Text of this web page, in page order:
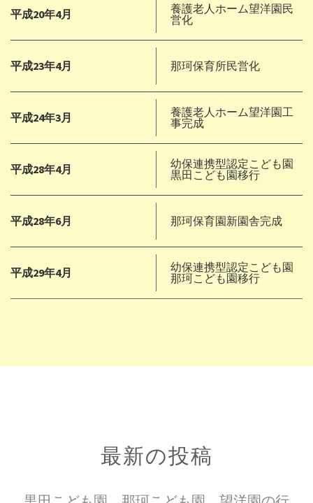
平成20年4月
養護老人ホーム望洋園民
営化
平成23年4月 那珂保育所民営化
平成24年3月
養護老人ホーム望洋園工
事完成
平成28年4月
幼保連携型認定こども園
黒田こども園移行
平成28年6月 那珂保育園新園舎完成
平成29年4月
幼保連携型認定こども園
那珂こども園移行
最新の投稿